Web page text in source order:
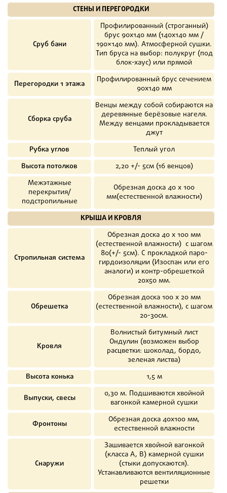
СТЕНЫ И ПЕРЕГОРОДКИ
Сруб бани
Профилированный (строганный)
брус 90х140 мм (140х140 мм /
190×140 мм). Атмосферной сушки.
Тип бруса на выбор: полукруг (под
блок-хаус) или прямой
Перегородки 1 этажа
Профилированный брус сечением
90х140 мм
Сборка сруба
Венцы между собой собираются на
деревянные берёзовые нагеля.
Между венцами прокладывается
джут
Рубка углов
Теплый угол
Высота потолков
2,20 +/- 5см (16 венцов)
Межэтажные
перекрытия/
подстропильные
Обрезная доска 40 х 100
мм(естественной влажности)
КРЫША И КРОВЛЯ
Стропильная система
Обрезная доска 40 х 100 мм
(естественной влажности) с шагом
80(+/- 5см). С прокладкой паро-
гирдоизоляции (Изоспан или его
аналоги) и контр-обрешеткой
20х50 мм.
Обрешетка
Обрезная доска 100 х 20 мм
(естественной влажности), с шагом
20-30см.
Кровля
Волнистый битумный лист
Ондулин (возможен выбор
расцветки: шоколад, бордо,
зеленая листва)
Высота конька
1,5 м
Выпуски, свесы
0,30 м. Подшиваются хвойной
вагонкой камерной сушки
Фронтоны
Обрезная доска 40х100 мм,
естественной влажности
Снаружи
Зашивается хвойной вагонкой
(класса А, В) камерной сушки
(стыки допускаются).
Устанавливаются вентиляционные
решетки